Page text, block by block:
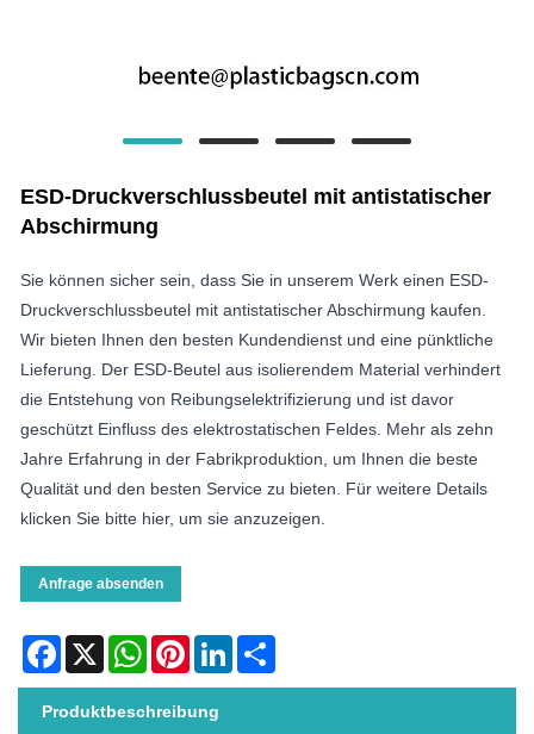
ESD-Druckverschlussbeutel mit antistatischer
Abschirmung
Sie können sicher sein, dass Sie in unserem Werk einen ESD-
Druckverschlussbeutel mit antistatischer Abschirmung kaufen.
Wir bieten Ihnen den besten Kundendienst und eine pünktliche
Lieferung. Der ESD-Beutel aus isolierendem Material verhindert
die Entstehung von Reibungselektrifizierung und ist davor
geschützt Einfluss des elektrostatischen Feldes. Mehr als zehn
Jahre Erfahrung in der Fabrikproduktion, um Ihnen die beste
Qualität und den besten Service zu bieten. Für weitere Details
klicken Sie bitte hier, um sie anzuzeigen.
Anfrage absenden
Facebook
X WhatsAppPinterestLinkedIn
Produktbeschreibung